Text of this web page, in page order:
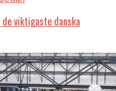
viktigaste danska